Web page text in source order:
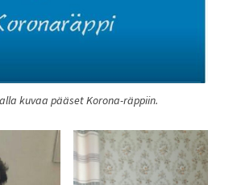
kuvaa pääset Korona-räppiin.